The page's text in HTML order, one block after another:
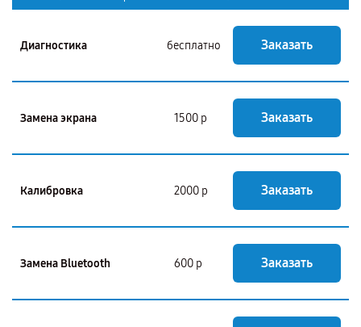
Диагностика бесплатно Заказать
Замена экрана 1500 р Заказать
Калибровка 2000 р Заказать
Замена Bluetooth 600 р Заказать